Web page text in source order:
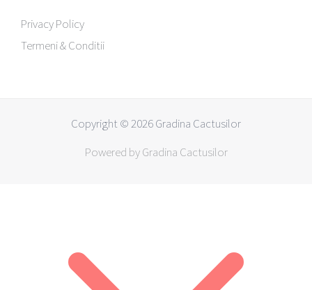
Privacy Policy
Termeni & Conditii
Copyright © 2026 Gradina Cactusilor
Powered by Gradina Cactusilor